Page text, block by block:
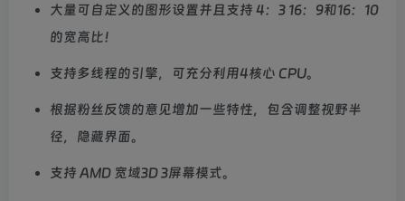
大量可自定义的图形设置并且支持 4：3 16：9和16：10
的宽高比！
支持多线程的引擎，可充分利用4核心 CPU。
根据粉丝反馈的意见增加一些特性，包含调整视野半
径，隐藏界面。
支持 AMD 宽域3D 3屏幕模式。